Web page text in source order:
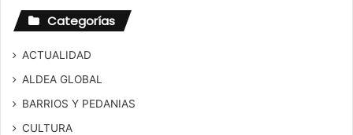
Categorías
ACTUALIDAD
ALDEA GLOBAL
BARRIOS Y PEDANIAS
CULTURA